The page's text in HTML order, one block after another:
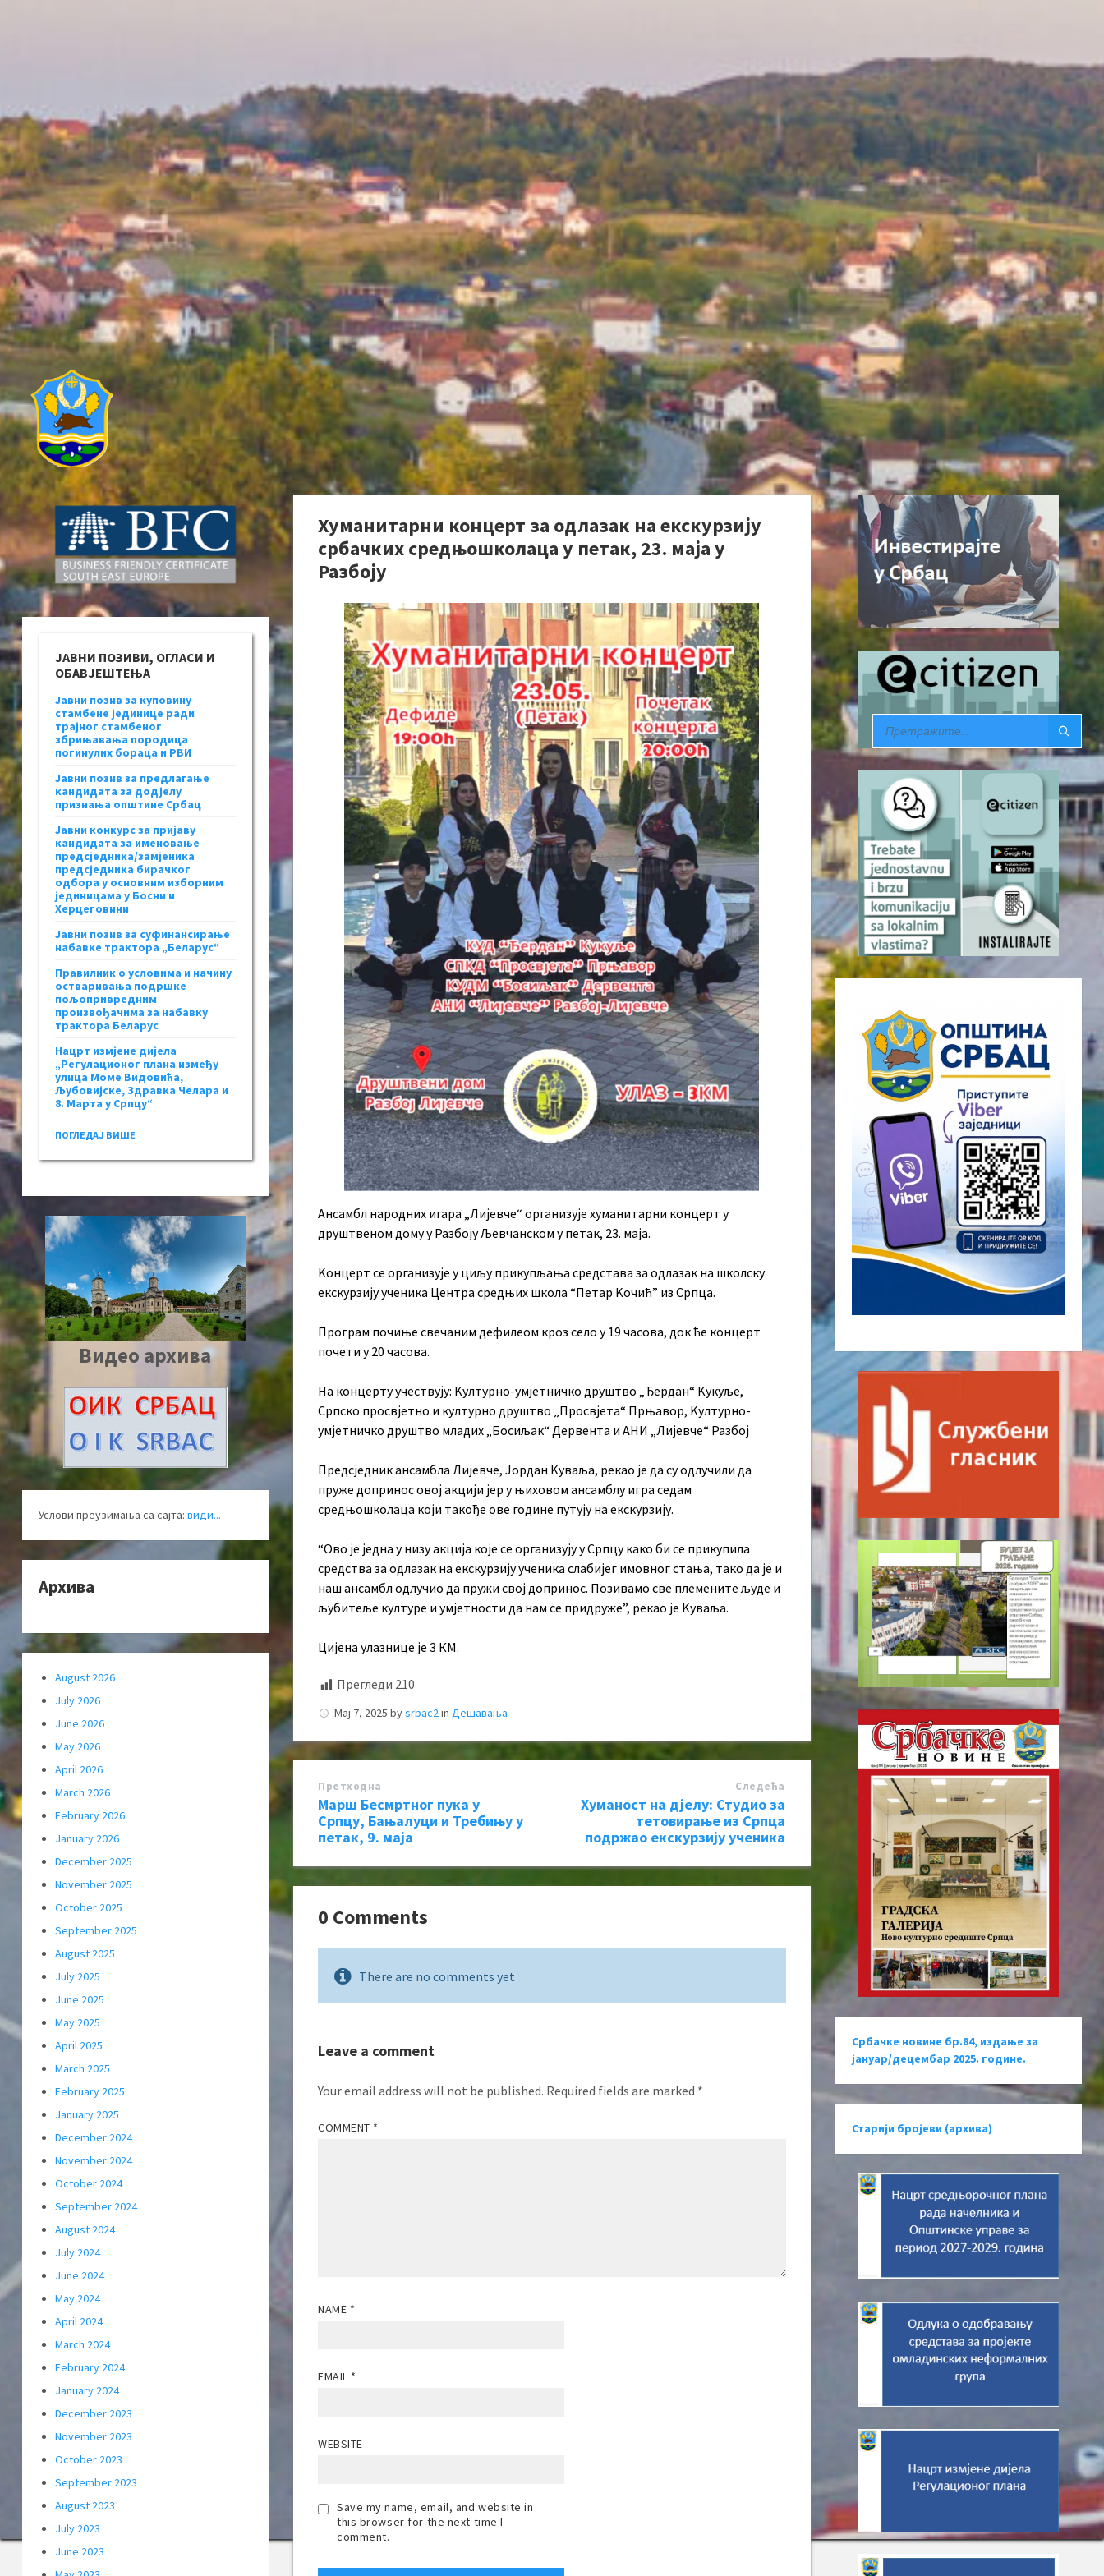
Хуманитарни концерт за одлазак на екскурзију
србачких средњошколаца у петак, 23. маја у
Разбоју
Ансамбл народних игара „Лијевче“ организује хуманитарни концерт у
друштвеном дому у Разбоју Љевчанском у петак, 23. маја.
Kонцерт се организује у циљу прикупљања средстава за одлазак на школску
екскурзију ученика Центра средњих школа “Петар Kочић” из Српца.
Програм почиње свечаним дефилеом кроз село у 19 часова, док ће концерт
почети у 20 часова.
На концерту учествују: Kултурно-умјетничко друштво „Ђердан“ Kукуље,
Српско просвјетно и културно друштво „Просвјета“ Прњавор, Kултурно-
умјетничко друштво младих „Босиљак“ Дервента и АНИ „Лијевче“ Разбој
Предсједник ансамбла Лијевче, Јордан Kуваља, рекао је да су одлучили да
пруже допринос овој акцији јер у њиховом ансамблу игра седам
средњошколаца који такође ове године путују на екскурзију.
“Ово је једна у низу акција које се организују у Српцу како би се прикупила
средства за одлазак на екскурзију ученика слабијег имовног стања, тако да је и
наш ансамбл одлучио да пружи свој допринос. Позивамо све племените људе и
љубитеље културе и умјетности да нам се придруже”, рекао је Kуваља.
Цијена улазнице је 3 КМ.
Прегледи 210
Мај 7, 2025 bysrbac2 in Дешавања
Претходна
Марш Бесмртног пука у
Српцу, Бањалуци и Требињу у
петак, 9. маја
Следећa
Хуманост на дјелу: Студио за
тетовирање из Српца
подржао екскурзију ученика
0 Comments
There are no comments yet
Leave a comment
Your email address will not be published. Required fields are marked *
COMMENT *
NAME *
EMAIL *
WEBSITE
Save my name, email, and website in
this browser for the next time I
comment.
ЈАВНИ ПОЗИВИ, ОГЛАСИ И
ОБАВЈЕШТЕЊА
Јавни позив за куповину
стамбене јединице ради
трајног стамбеног
збрињавања породица
погинулих бораца и РВИ
Јавни позив за предлагање
кандидата за додјелу
признања општине Србац
Јавни конкурс за пријаву
кандидата за именовање
предсједника/замјеника
предсједника бирачког
одбора у основним изборним
јединицама у Босни и
Херцеговини
Јавни позив за суфинансирање
набавке трактора „Беларус“
Правилник о условима и начину
остваривања подршке
пољопривредним
произвођачима за набавку
трактора Беларус
Нацрт измјене дијела
„Регулационог плана између
улица Моме Видовића,
Љубовијске, Здравка Челара и
8. Марта у Српцу“
ПОГЛЕДАЈ ВИШЕ
Видео архива
Услови преузимања са сајта: види...
Архива
August 2026
July 2026
June 2026
May 2026
April 2026
March 2026
February 2026
January 2026
December 2025
November 2025
October 2025
September 2025
August 2025
July 2025
June 2025
May 2025
April 2025
March 2025
February 2025
January 2025
December 2024
November 2024
October 2024
September 2024
August 2024
July 2024
June 2024
May 2024
April 2024
March 2024
February 2024
January 2024
December 2023
November 2023
October 2023
September 2023
August 2023
July 2023
June 2023
Србачке новине бр.84, издање за
јануар/децембар 2025. године.
Старији бројеви (архива)